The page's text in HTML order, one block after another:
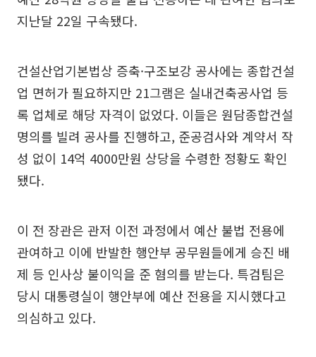
지난달 22일 구속됐다.
건설산업기본법상 증축·구조보강 공사에는 종합건설
업 면허가 필요하지만 21그램은 실내건축공사업 등
록 업체로 해당 자격이 없었다. 이들은 원담종합건설
명의를 빌려 공사를 진행하고, 준공검사와 계약서 작
성 없이 14억 4000만원 상당을 수령한 정황도 확인
됐다.
이 전 장관은 관저 이전 과정에서 예산 불법 전용에
관여하고 이에 반발한 행안부 공무원들에게 승진 배
제 등 인사상 불이익을 준 혐의를 받는다. 특검팀은
당시 대통령실이 행안부에 예산 전용을 지시했다고
의심하고 있다.